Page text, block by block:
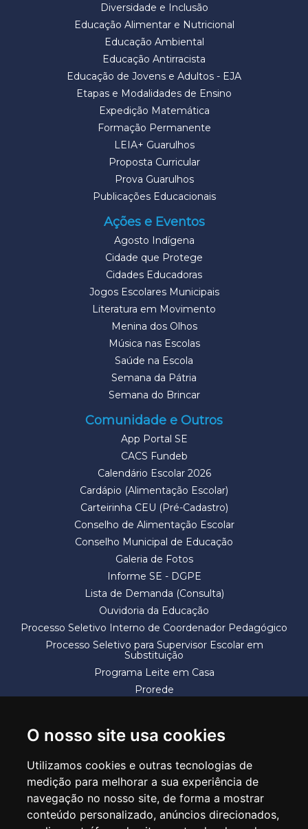
O nosso site usa cookies
Utilizamos cookies e outras tecnologias de
medição para melhorar a sua experiência de
navegação no nosso site, de forma a mostrar
conteúdo personalizado, anúncios direcionados,
Diversidade e Inclusão
Educação Alimentar e Nutricional
Educação Ambiental
Educação Antirracista
Educação de Jovens e Adultos - EJA
Etapas e Modalidades de Ensino
Expedição Matemática
Formação Permanente
LEIA+ Guarulhos
Proposta Curricular
Prova Guarulhos
Publicações Educacionais
Ações e Eventos
Agosto Indígena
Cidade que Protege
Cidades Educadoras
Jogos Escolares Municipais
Literatura em Movimento
Menina dos Olhos
Música nas Escolas
Saúde na Escola
Semana da Pátria
Semana do Brincar
Comunidade e Outros
App Portal SE
CACS Fundeb
Calendário Escolar 2026
Cardápio (Alimentação Escolar)
Carteirinha CEU (Pré-Cadastro)
Conselho de Alimentação Escolar
Conselho Municipal de Educação
Galeria de Fotos
Informe SE - DGPE
Lista de Demanda (Consulta)
Ouvidoria da Educação
Processo Seletivo Interno de Coordenador Pedagógico
Processo Seletivo para Supervisor Escolar em
Substituição
Programa Leite em Casa
Prorede
SECRETARIA DE EDUCAÇÃO